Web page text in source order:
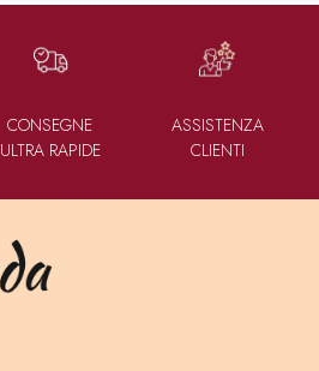
CONSEGNE
ULTRA RAPIDE
ASSISTENZA
CLIENTI